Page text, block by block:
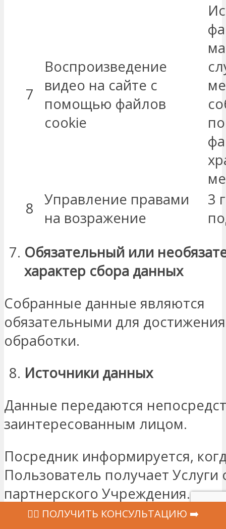
7
Воспроизведение
видео на сайте с
помощью файлов
cookie
8
Управление правами
на возражение
3
Обязательный или
характер сбора данных
Собранные данные являются
обязательными для
обработки.
Источники данных
Данные передаются
заинтересованным лицом.
Посредник информируется,
Пользователь получает Услуги
партнерского Учреждения.
‍👩‍⚕ ПОЛУЧИТЬ КОНСУЛЬТАЦИЮ ➡️